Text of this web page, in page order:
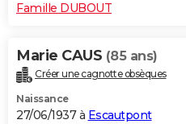
Famille DUBOUT
Marie CAUS (85 ans)
Créer une cagnotte obsèques
Naissance
27/06/1937 à Escautpont